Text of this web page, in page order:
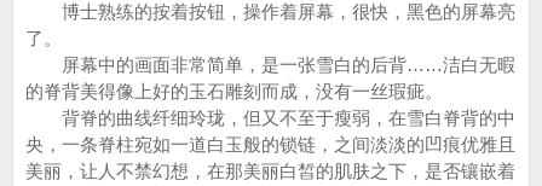
博士熟练的按着按钮，操作着屏幕，很快，黑色的屏幕亮
了。
屏幕中的画面非常简单，是一张雪白的后背……洁白无暇
的脊背美得像上好的玉石雕刻而成，没有一丝瑕疵。
背脊的曲线纤细玲珑，但又不至于瘦弱，在雪白脊背的中
央，一条脊柱宛如一道白玉般的锁链，之间淡淡的凹痕优雅且
美丽，让人不禁幻想，在那美丽白皙的肌肤之下，是否镶嵌着